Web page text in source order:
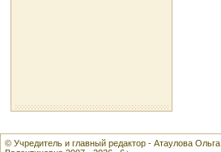
© Учредитель и главный редактор - Атаулова Ольга